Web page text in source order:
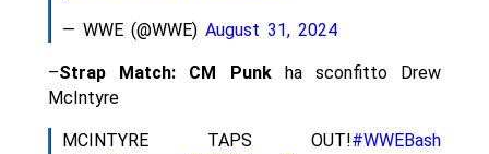
— WWE (@WWE) August 31, 2024
–Strap Match: CM Punkha sconfitto Drew
McIntyre
MCINTYRE TAPS OUT!#WWEBash